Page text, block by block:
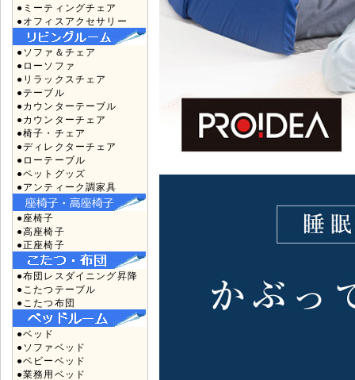
●ミーティングチェア
●オフィスアクセサリー
●ソファ＆チェア
●ローソファ
●リラックスチェア
●テーブル
●カウンターテーブル
●カウンターチェア
●椅子・チェア
●ディレクターチェア
●ローテーブル
●ペットグッズ
●アンティーク調家具
●座椅子
●高座椅子
●正座椅子
●布団レスダイニング昇降
●こたつテーブル
●こたつ布団
●ベッド
●ソファベッド
●ベビーベッド
●業務用ベッド